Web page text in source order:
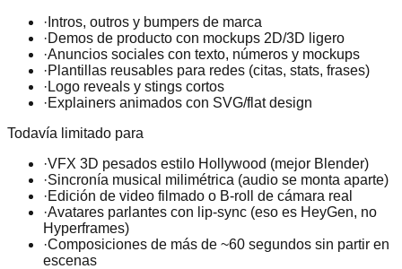
· Intros, outros y bumpers de marca
·Demos de producto con mockups 2D/3D ligero
·Anuncios sociales con texto, números y mockups
·Plantillas reusables para redes (citas, stats, frases)
· Logo reveals y stings cortos
·Explainers animados con SVG/flat design
Todavía limitado para
·VFX 3D pesados estilo Hollywood (mejor Blender)
·Sincronía musical milimétrica (audio se monta aparte)
·Edición de video filmado o B-roll de cámara real
·Avatares parlantes con lip-sync (eso es HeyGen, no
Hyperframes)
·Composiciones de más de ~60 segundos sin partir en
escenas